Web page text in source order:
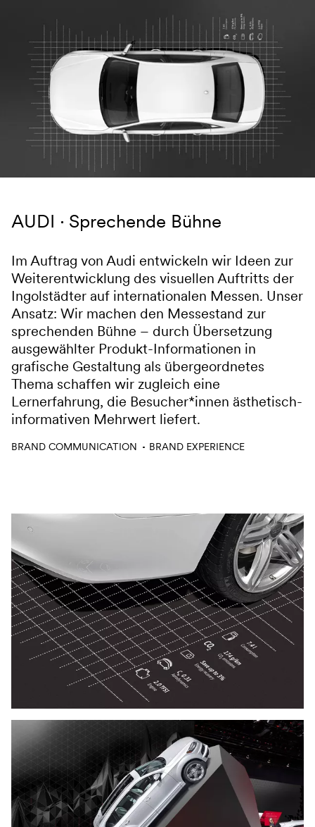
AUDI Sprechende Bühne
Im Auftrag von Audi entwickeln wir Ideen zur
Weiterentwicklung des visuellen Auftritts der
Ingolstädter auf internationalen Messen. Unser
Ansatz: Wir machen den Messestand zur
sprechenden Bühne – durch Übersetzung
ausgewählter Produkt-Informationen in
grafische Gestaltung als übergeordnetes
Thema schaffen wir zugleich eine
Lernerfahrung, die Besucher*innen ästhetisch-
informativen Mehrwert liefert.
BRAND COMMUNICATION BRAND EXPERIENCE